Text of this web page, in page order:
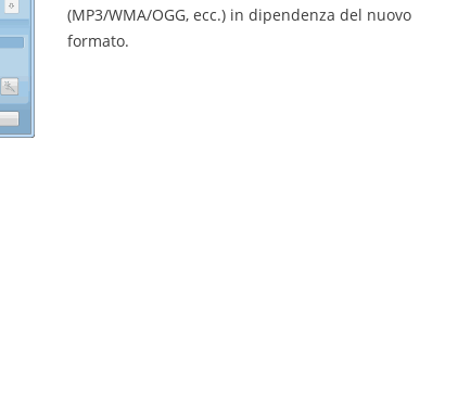
(MP3/WMA/OGG, ecc.) in dipendenza del nuovo
formato.